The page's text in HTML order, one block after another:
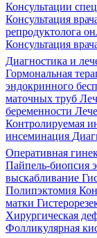
Консультации
Консультация
репродуктолога
Консультация
Диагностика и
Гормональная
эндокринного
маточных труб
беременности
Контролируемая
инсеминация
Оперативная
Пайпель-биопсия
выскабливание
Полипэктомия
матки
Хирургическая
Фолликулярная